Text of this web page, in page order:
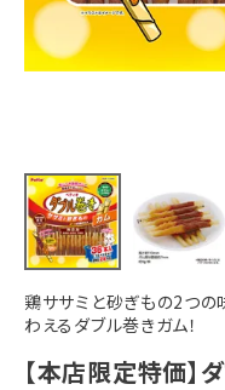
鶏ササミと砂ぎもの2つの
わえるダブル巻きガム！
【本店限定特価】